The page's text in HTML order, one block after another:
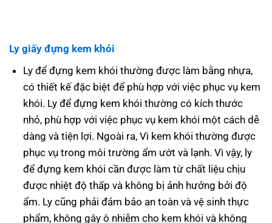
Ly giấy đựng kem khói
Ly để đựng kem khói thường được làm bằng nhựa,
có thiết kế đặc biệt để phù hợp với việc phục vụ kem
khói. Ly để đựng kem khói thường có kích thước
nhỏ, phù hợp với việc phục vụ kem khói một cách dễ
dàng và tiện lợi. Ngoài ra, Vì kem khói thường được
phục vụ trong môi trường ẩm ướt và lạnh. Vì vậy, ly
để đựng kem khói cần được làm từ chất liệu chịu
được nhiệt độ thấp và không bị ảnh hưởng bởi độ
ẩm. Ly cũng phải đảm bảo an toàn và vệ sinh thực
phẩm, không gây ô nhiễm cho kem khói và không